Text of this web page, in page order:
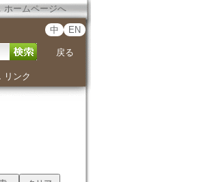
ホームページへ
中 EN
戻る
． リンク